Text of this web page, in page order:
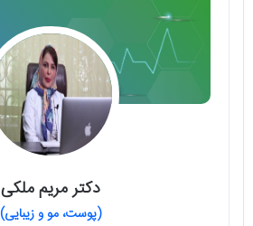
دکتر مریم ملکی
(پوست، مو و زیبایی)